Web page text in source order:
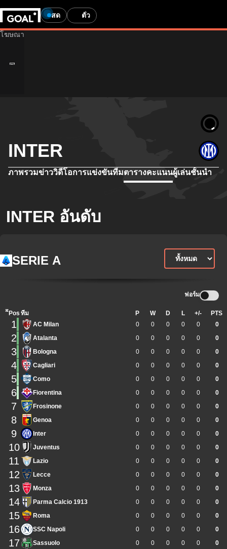
สด ตั๋ว
INTER
ภาพรวมข่าววิดีโอการแข่งขันทีมตารางคะแนนผู้เล่นชั้นนำ
INTER อันดับ
SERIE A
ฟอร์ม
ิีPos ทีม P W D L +/- PTS
1 AC Milan 0 0 0 0 0 0
2 Atalanta 0 0 0 0 0 0
3 Bologna 0 0 0 0 0 0
4 Cagliari 0 0 0 0 0 0
5 Como 0 0 0 0 0 0
6 Fiorentina 0 0 0 0 0 0
7 Frosinone 0 0 0 0 0 0
8 Genoa 0 0 0 0 0 0
9 Inter 0 0 0 0 0 0
10 Juventus 0 0 0 0 0 0
11 Lazio 0 0 0 0 0 0
12 Lecce 0 0 0 0 0 0
13 Monza 0 0 0 0 0 0
14 Parma Calcio 1913 0 0 0 0 0 0
15 Roma 0 0 0 0 0 0
16 SSC Napoli 0 0 0 0 0 0
17 Sassuolo 0 0 0 0 0 0